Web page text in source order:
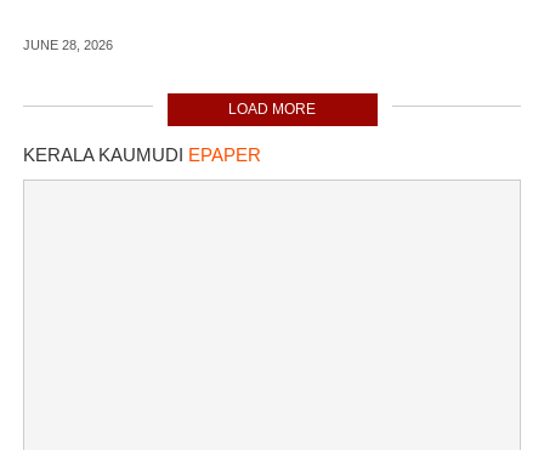
JUNE 28, 2026
LOAD MORE
KERALA KAUMUDI EPAPER